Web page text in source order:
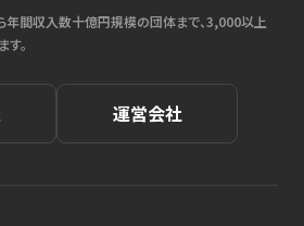
年間収入数十億円規模の団体まで、3,000以上
。
運営会社